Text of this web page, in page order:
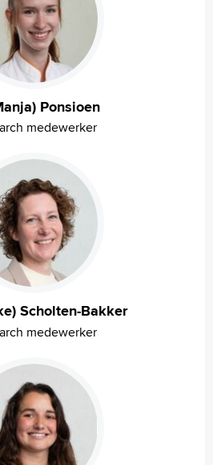
Ponsioen
medewerker
Scholten-Bakker
medewerker